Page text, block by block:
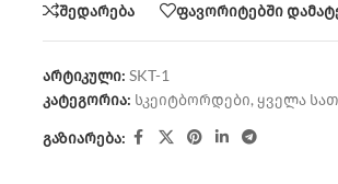
შედარება ფავორიტებში
არტიკული: SKT-1
კატეგორია: სკეიტბორდები, ყველა
გაზიარება: